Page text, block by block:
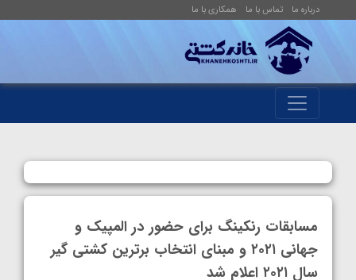
درباره ما تماس با ما همکاری با ما
مسابقات رنکینگ برای حضور در المپیک و
جهانی ۲۰۲۱ و مبنای انتخاب برترین کشتی گیر
سال ۲۰۲۱ اعلام شد